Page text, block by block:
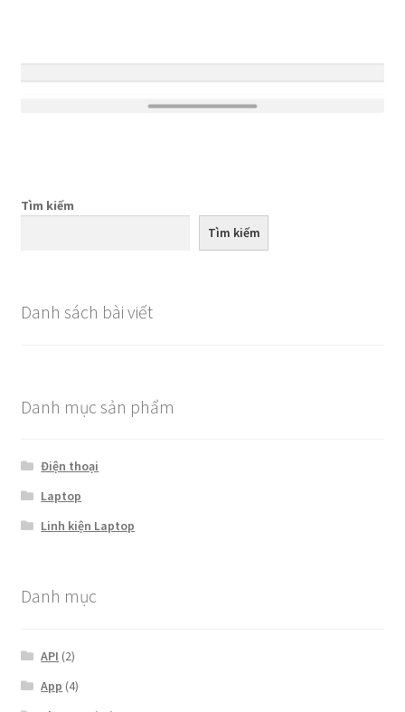
Tìm kiếm
Tìm kiếm
Danh sách bài viết
Danh mục sản phẩm
Điện thoại
Laptop
Linh kiện Laptop
Danh mục
API (2)
App (4)